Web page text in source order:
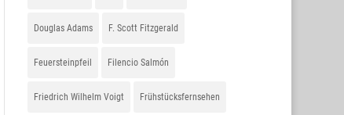
Douglas Adams F. Scott Fitzgerald
Feuersteinpfeil Filencio Salmón
Friedrich Wilhelm Voigt Frühstücksfernsehen